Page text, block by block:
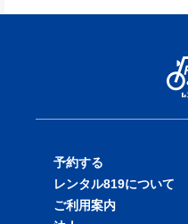
予約する
バイクを探す
店舗を探す
レンタル819について
料金表
ご利用案内